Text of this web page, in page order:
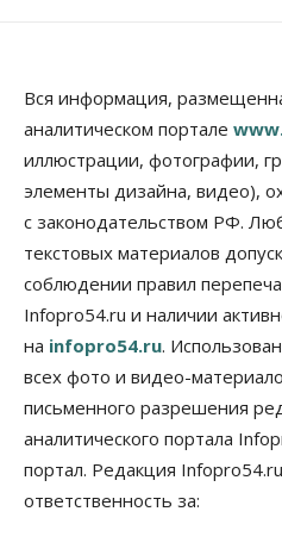
заключили под стражу
07 Августа 2026, 10:15
Общество
Недели жары
Новосибирской области,
Бизнес Право&Порядок
Предприятия
выстраивают системы
07 Августа 2026, 09:00
Бизнес
По «Сибэлектротерму»
листы на полмиллиарда
07 Августа 2026, 08:00
Вся информация,
аналитическом портале
иллюстрации, фотографии,
элементы дизайна, видео),
с законодательством РФ.
текстовых материалов
соблюдении правил
Infopro54.ru и наличии
на infopro54.ru.
всех фото и видео-
письменного разрешения
аналитического портала
портал. Редакция
ответственность за: